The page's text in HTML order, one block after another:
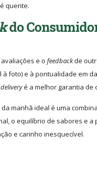
quente.
do
e o feedbackde
foto) e à pontualidade em
deliveryé a melhor garantia de
da manhã ideal é uma
o equilíbrio de sabores e
e carinho inesquecível.